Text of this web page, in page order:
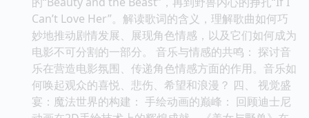
Can’t Love Her”。解读歌词的含义，理解歌曲如何巧
妙地推动剧情发展、展现角色情感，以及它们如何成为
电影不可分割的一部分。 音乐与情感的共鸣： 探讨音
乐在营造电影氛围、传递角色情感方面的作用。音乐如
何唤起观众的喜悦、悲伤、希望和浪漫？ 四、 视觉盛
宴：魔法世界的构建： 手绘动画的巅峰： 回顾迪士尼